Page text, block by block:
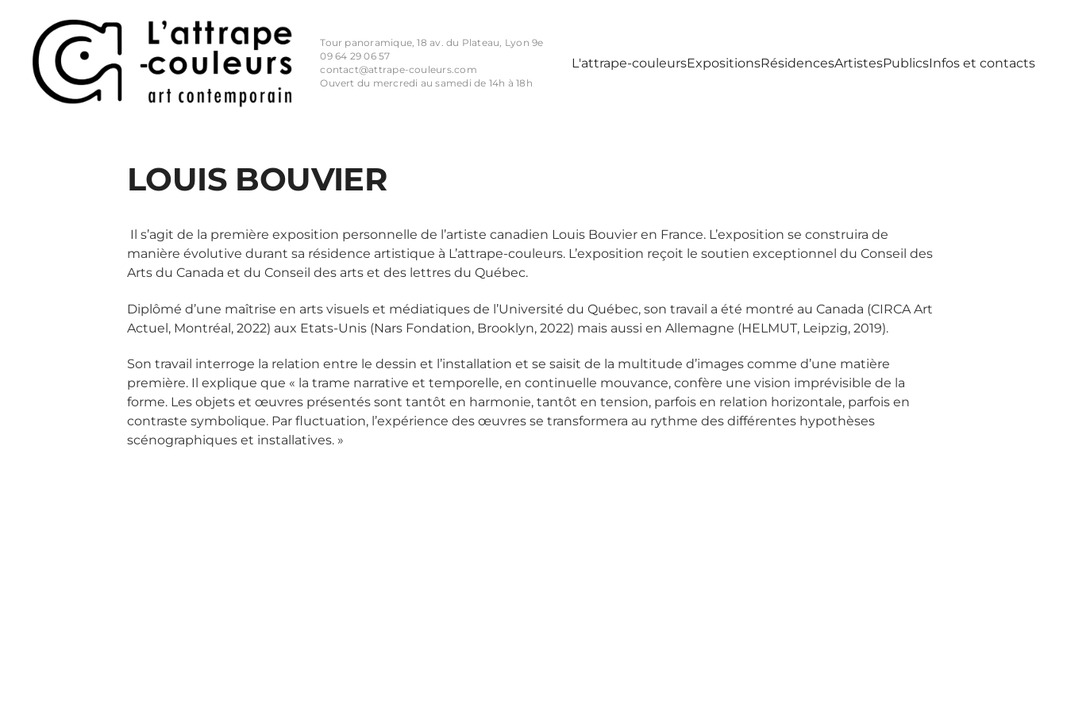
Tour panoramique, 18 av. du Plateau, Lyon 9e
09 64 29 06 57
contact@attrape-couleurs.com
Ouvert du mercredi au samedi de 14h à 18h
L'attrape-couleursExpositionsRésidencesArtistesPublicsInfos et contacts
LOUIS BOUVIER
Il s’agit de la première exposition personnelle de l’artiste canadien Louis Bouvier en France. L’exposition se construira de
manière évolutive durant sa résidence artistique à L’attrape-couleurs. L’exposition reçoit le soutien exceptionnel du Conseil des
Arts du Canada et du Conseil des arts et des lettres du Québec.
Diplômé d’une maîtrise en arts visuels et médiatiques de l’Université du Québec, son travail a été montré au Canada (CIRCA Art
Actuel, Montréal, 2022) aux Etats-Unis (Nars Fondation, Brooklyn, 2022) mais aussi en Allemagne (HELMUT, Leipzig, 2019).
Son travail interroge la relation entre le dessin et l’installation et se saisit de la multitude d’images comme d’une matière
première. Il explique que « la trame narrative et temporelle, en continuelle mouvance, confère une vision imprévisible de la
forme. Les objets et œuvres présentés sont tantôt en harmonie, tantôt en tension, parfois en relation horizontale, parfois en
contraste symbolique. Par fluctuation, l’expérience des œuvres se transformera au rythme des différentes hypothèses
scénographiques et installatives. »